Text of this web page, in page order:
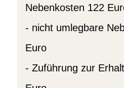
Nebenkosten 122
- nicht umlegbare
Euro
- Zuführung zur